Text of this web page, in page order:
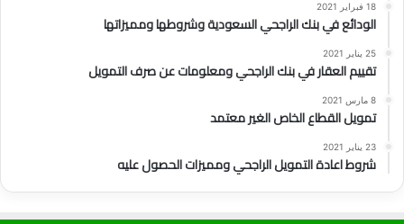
18 فبراير 2021
الودائع في بنك الراجحي السعودية وشروطها ومميزاتها
25 يناير 2021
تقييم العقار في بنك الراجحي ومعلومات عن صرف التمويل
8 مارس 2021
تمويل القطاع الخاص الغير معتمد
23 يناير 2021
شروط اعادة التمويل الراجحي ومميزات الحصول عليه